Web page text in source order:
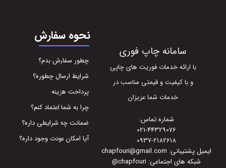
سامانه چاپ فوری
با ارائه خدمات فوریت های چاپی
و با کیفیت و قیمتی مناسب در
خدمات شما عزیزان
شماره تماس:
021-44329076
0937-2182618
ایمیل پشتیبانی: chapfouri@gmail.com
شبکه های اجتماعی: chapfouri
@
نحوه سفارش
چطور سفارش بدم؟
شرایط ارسال چطوره؟
پرداخت هزینه
چرا به شما اعتماد کنم؟
ضمانت چه شرایطی داره؟
آیا امکان عودت وجود داره؟